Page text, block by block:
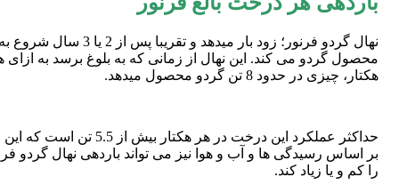
نهال گردو فرنور؛ زود بار میدهد و تقریبا پس از 2
محصول گردو می کند. این نهال از زمانی که به بلوغ برسد به ازای
هکتار، چیزی در حدود 8 تن گردو محصول میدهد.
حداکثر عملکرد این درخت در هر هکتار بیش از 5.5 تن
بر اساس رسیدگی ها و آب و هوا نیز می تواند باردهی نهال گردو
را کم و یا زیاد کند.